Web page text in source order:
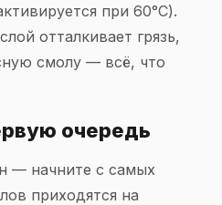
при 60°C).
отталкивает грязь,
смолу — всё, что
очередь
— начните с самых
приходятся на